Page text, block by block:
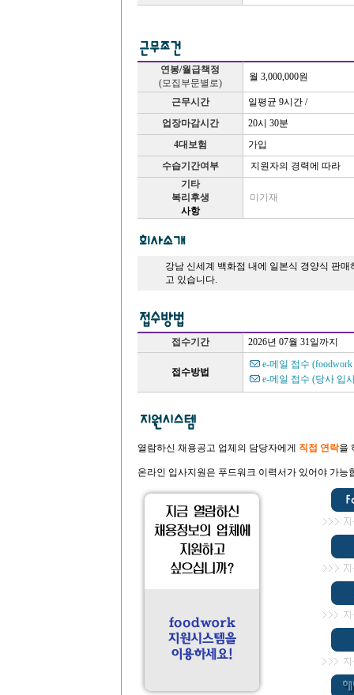
연봉/월급책정
(모집부문별로)
월 3,000,000원
근무시간
일평균 9시간 /
업장마감시간
20시 30분
4대보험
가입
수습기간여부
지원자의 경력에 따라
기타
복리후생
사항
미기재
강남 신세계 백화점 내에 일본식 경양식 판
고 있습니다.
접수기간 2026년 07월 31일까지
접수방법
e-메일 접수
e-메일 접수 (당사 입
열람하신 채용공고 업체의 담당자에게 직접 연락을
온라인 입사지원은 푸드워크 이력서가 있어야 가